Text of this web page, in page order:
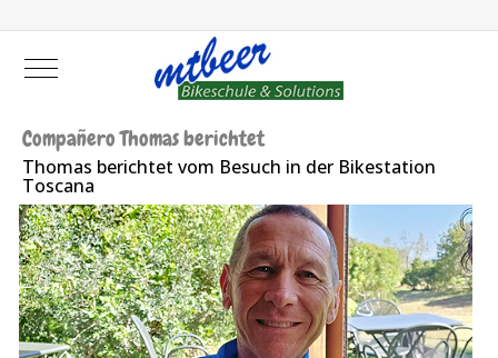
Mobile Menu Toggle
Compañero Thomas berichtet
Thomas berichtet vom Besuch in der Bikestation
Toscana